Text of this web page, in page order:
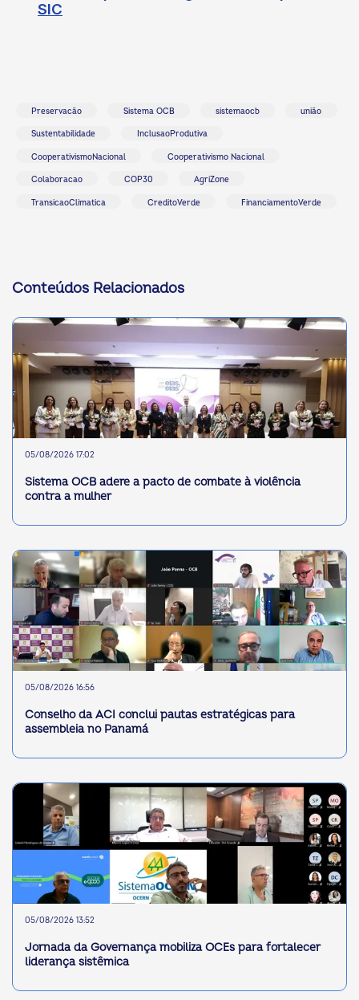
SIC
Preservacão Sistema OCB sistemaocb união
Sustentabilidade InclusaoProdutiva
CooperativismoNacional Cooperativismo Nacional
Colaboracao COP30 AgriZone
TransicaoClimatica CreditoVerde FinanciamentoVerde
Conteúdos Relacionados
05/08/2026 17:02
Sistema OCB adere a pacto de combate à violência
contra a mulher
05/08/2026 16:56
Conselho da ACI conclui pautas estratégicas para
assembleia no Panamá
05/08/2026 13:52
Jornada da Governança mobiliza OCEs para fortalecer
liderança sistêmica